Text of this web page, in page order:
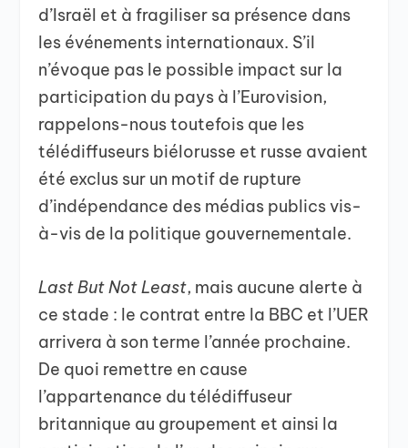
d’Israël et à fragiliser sa présence dans
les événements internationaux. S’il
n’évoque pas le possible impact sur la
participation du pays à l’Eurovision,
rappelons-nous toutefois que les
télédiffuseurs biélorusse et russe avaient
été exclus sur un motif de rupture
d’indépendance des médias publics vis-
à-vis de la politique gouvernementale.
Last But Not Least, mais aucune alerte à
ce stade : le contrat entre la BBC et l’UER
arrivera à son terme l’année prochaine.
De quoi remettre en cause
l’appartenance du télédiffuseur
britannique au groupement et ainsi la